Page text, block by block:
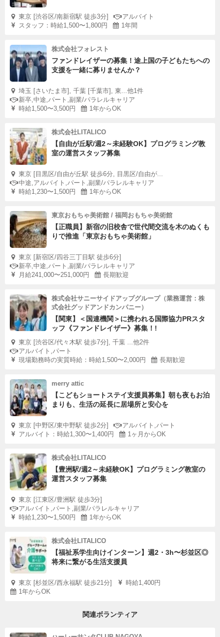
東京 [渋谷区/南新宿駅 徒歩3分]
アルバイト
スタッフ：時給1,500〜1,800円
1年間
株式会社フォレスト
ファンドレイザーの募集！途上国の子どもたちへの
支援を一緒に募りませんか？
埼玉 [さいたま市], 千葉 [千葉市], 東...他1件
新卒,中途,パート,副業/パラレルキャリア
時給1,500〜3,500円
1年からOK
株式会社LITALICO
【自由が丘駅/週2～未経験OK】プログラミング教
室の運営スタッフ募集
東京 [目黒区/自由が丘駅 徒歩6分, 目黒区/自由が...
中途,アルバイト,パート,副業/パラレルキャリア
時給1,230〜1,500円
1年からOK
東京おもちゃ美術館 / 福岡おもちゃ美術館
【正職員】新宿の旧校舎で世代間交流を木のぬくも
りで推進「東京おもちゃ美術館」
東京 [新宿区/四谷三丁目駅 徒歩6分]
新卒,中途,パート,副業/パラレルキャリア
月給241,000〜251,000円
長期歓迎
株式会社サニーサイドアップグループ（業務運営：株
式会社グッドアンドカンパニー）
【関東】＜国連機関＞に携われる国際協力PRスタ
ッフ《ファンドレイザー》募集！!
東京 [渋谷区/代々木駅 徒歩7分], 千葉 ...他2件
アルバイト,パート
現場勤務時の実質時給：時給1,500〜2,000円
長期歓迎
merry attic
【こどもショートステイ支援員募集】朝も夜もお泊
まりも、生活の延長に居場所と安心を
東京 [中野区/東中野駅 徒歩2分]
アルバイト,パート
アルバイト：時給1,300〜1,400円
1ヶ月からOK
株式会社LITALICO
【豊洲駅/週2～未経験OK】プログラミング教室の
運営スタッフ募集
東京 [江東区/豊洲駅 徒歩3分]
アルバイト,パート,副業/パラレルキャリア
時給1,230〜1,500円
1年からOK
株式会社LITALICO
【福祉系学生向けインターン】週2・3h〜杉並区◎
将来に繋がる生活支援員
東京 [杉並区/西永福駅 徒歩21分]
時給1,400円
1年からOK
関連ボランティア